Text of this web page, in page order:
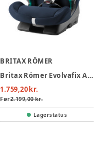
BRITAX RÖMER
Britax Römer Evolvafix Autostol - Night Blue
1.759,20 kr.
Før2.199,00 kr.
Lagerstatus